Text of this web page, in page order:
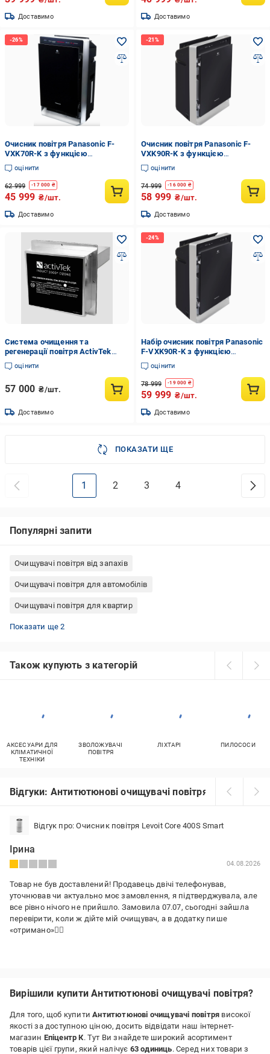
Доставимо Доставимо
Очисник повітря Panasonic F-
VXK70R-K з функцією
зволоження та іонізації на 52 м2
(F-VXK70R-K)
оцінити
62 999 -17 000 ₴
45 999 ₴/шт.
Доставимо
Очисник повітря Panasonic F-
VXK90R-K з функцією
зволоження та іонізації на 66 м2
(F-VXK90R-K)
оцінити
74 999 -16 000 ₴
58 999 ₴/шт.
Доставимо
Система очищення та
регенерації повітря ActivTek
INDUCT 2000
оцінити
57 000 ₴/шт.
Доставимо
Набір очисник повітря Panasonic
F-VXK90R-K з функцією
зволоження та іонізації 66 м2/
Зволожуючий фільтр Panasonic
F-ZXKE90Z (F-VXK90R-K-E50)
оцінити
78 999 -19 000 ₴
59 999 ₴/шт.
Доставимо
ПОКАЗАТИ ЩЕ
1 2 3 4
Популярні запити
Очищувачі повітря від запахів
Очищувачі повітря для автомобілів
Очищувачі повітря для квартир
Електронні очищувачі повітря
Портативні очищувачі повітря
Показати ще 2
Також купують з категорій
АКСЕСУАРИ ДЛЯ
КЛІМАТИЧНОЇ
ТЕХНІКИ
ЗВОЛОЖУВАЧІ
ПОВІТРЯ
ЛІХТАРІ ПИЛОСОСИ
Відгуки: Антитютюнові очищувачі повітря
Відгук про: Очисник повітря Levoit Core 400S Smart
Ірина
04.08.2026
Товар не був доставлений! Продавець двічі телефонував,
уточнював чи актуально моє замовлення, я підтверджувала, але
все рівно нічого не прийшло. Замовила 07.07, сьогодні зайшла
перевірити, коли ж дійте мій очищувач, а в додатку пише
«отримано»👍🏻
Безвідповідальний продавець
Вирішили купити Антитютюнові очищувачі повітря?
Для того, щоб купитиАнтитютюнові очищувачі повітря високої
якості за доступною ціною, досить відвідати наш інтернет-
магазин Епіцентр К. Тут Ви знайдете широкий асортимент
товарів цієї групи, який налічує 63 одиниць. Серед них товари з